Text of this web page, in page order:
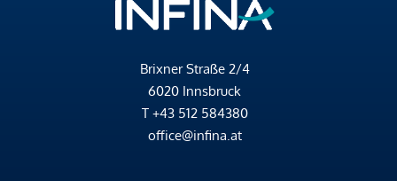
Brixner Straße 2/4
6020 Innsbruck
T +43 512 584380
office@infina.at